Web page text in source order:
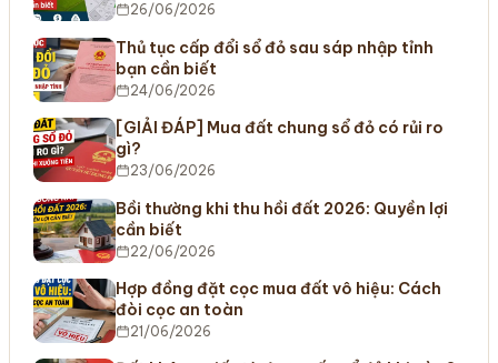
26/06/2026
Thủ tục cấp đổi sổ đỏ sau sáp nhập tỉnh
bạn cần biết
24/06/2026
[GIẢI ĐÁP] Mua đất chung sổ đỏ có rủi ro
gì?
23/06/2026
Bồi thường khi thu hồi đất 2026: Quyền lợi
cần biết
22/06/2026
Hợp đồng đặt cọc mua đất vô hiệu: Cách
đòi cọc an toàn
21/06/2026